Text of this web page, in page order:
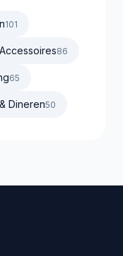
101
86
65
Dineren50